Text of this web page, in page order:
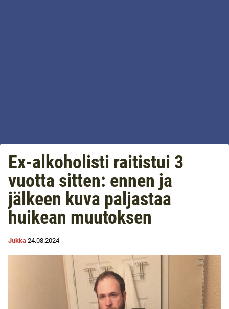
Ex-alkoholisti raitistui 3
vuotta sitten: ennen ja
jälkeen kuva paljastaa
huikean muutoksen
Jukka 24.08.2024